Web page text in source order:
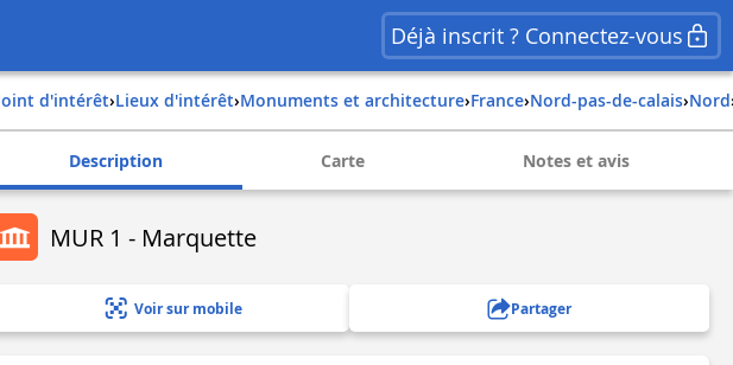
Déjà inscrit ? Connectez-vous
Point d'intérêt› Lieux d'intérêt› Monuments et architecture› france› nord-pas-de-calais› nord
Description Carte Notes et avis
MUR 1 - Marquette
Voir sur mobile Partager